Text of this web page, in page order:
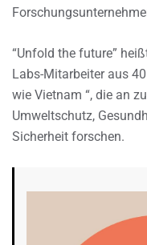
“Unfold the future”
Labs-Mitarbeiter aus
wie Vietnam “, die an
Umweltschutz,
Sicherheit forschen.